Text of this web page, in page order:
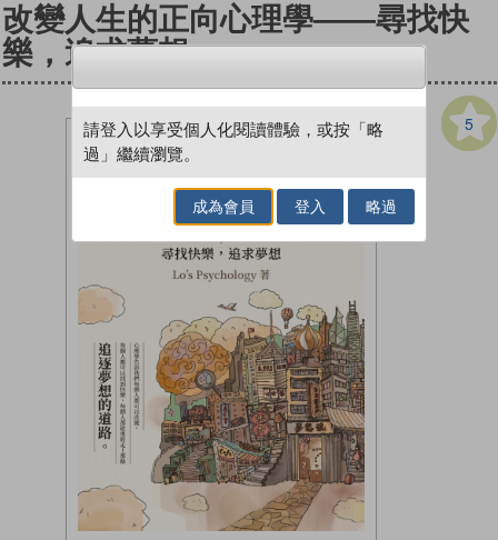
改變人生的正向心理學——尋找快
樂，追求夢想
5
請登入以享受個人化閱讀體驗，或按「略
過」繼續瀏覽。
成為會員 登入 略過